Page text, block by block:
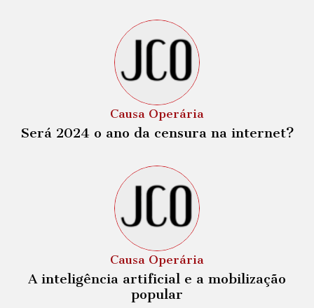
Causa Operária
Será 2024 o ano da censura na internet?
Causa Operária
A inteligência artificial e a mobilização
popular